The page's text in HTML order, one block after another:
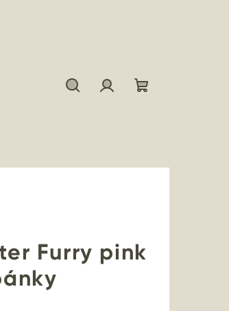
Furry pink